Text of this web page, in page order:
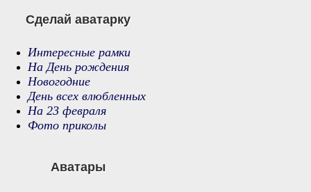
Сделай аватарку
Интересные рамки
На День рождения
Новогодние
День всех влюбленных
На 23 февраля
Фото приколы
Аватары